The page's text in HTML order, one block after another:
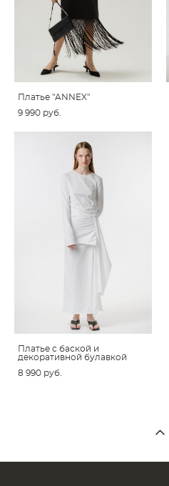
Платье "ANNEX"
9 990 pуб.
Платье c баской и
декоративной булавкой
8 990 pуб.